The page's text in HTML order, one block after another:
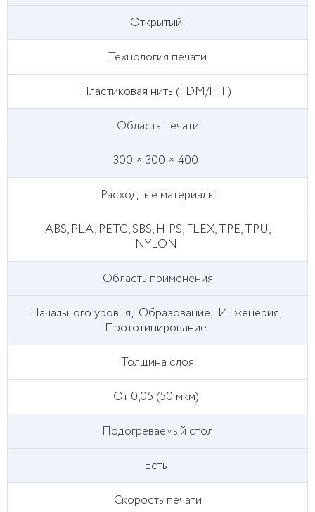
Открытый
Технология печати
Пластиковая нить (FDM/FFF)
Область печати
300 × 300 × 400
Расходные материалы
ABS, PLA, PETG, SBS, HIPS, FLEX, TPE, TPU,
NYLON
Область применения
Начального уровня, Образование, Инженерия,
Прототипирование
Толщина слоя
От 0,05 (50 мкм)
Подогреваемый стол
Есть
Скорость печати